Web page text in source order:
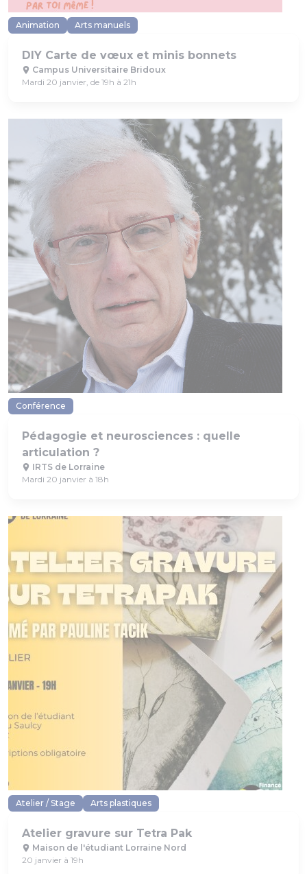
Animation Arts manuels
DIY Carte de vœux et minis bonnets
Campus Universitaire Bridoux
Mardi 20 janvier, de 19h à 21h
Conférence
Pédagogie et neurosciences : quelle
articulation ?
IRTS de Lorraine
Mardi 20 janvier à 18h
Atelier / Stage Arts plastiques
Atelier gravure sur Tetra Pak
Maison de l'étudiant Lorraine Nord
20 janvier à 19h